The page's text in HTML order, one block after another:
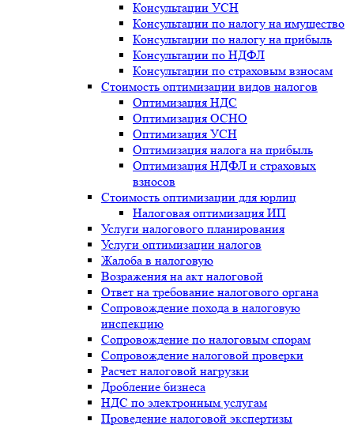
Консультации УСН
Консультации по налогу на имущество
Консультации по налогу на прибыль
Консультации по НДФЛ
Консультации по страховым взносам
Стоимость оптимизации видов налогов
Оптимизация НДС
Оптимизация ОСНО
Оптимизация УСН
Оптимизация налога на прибыль
Оптимизация НДФЛ и страховых
взносов
Стоимость оптимизации для юрлиц
Налоговая оптимизация ИП
Услуги налогового планирования
Услуги оптимизации налогов
Жалоба в налоговую
Возражения на акт налоговой
Ответ на требование налогового органа
Сопровождение похода в налоговую
инспекцию
Сопровождение по налоговым спорам
Сопровождение налоговой проверки
Расчет налоговой нагрузки
Дробление бизнеса
НДС по электронным услугам
Проведение налоговой экспертизы